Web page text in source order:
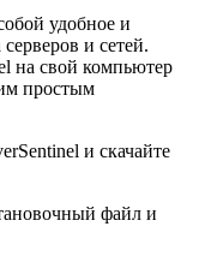
удобное и
и сетей.
на свой компьютер
простым
и скачайте
файл и